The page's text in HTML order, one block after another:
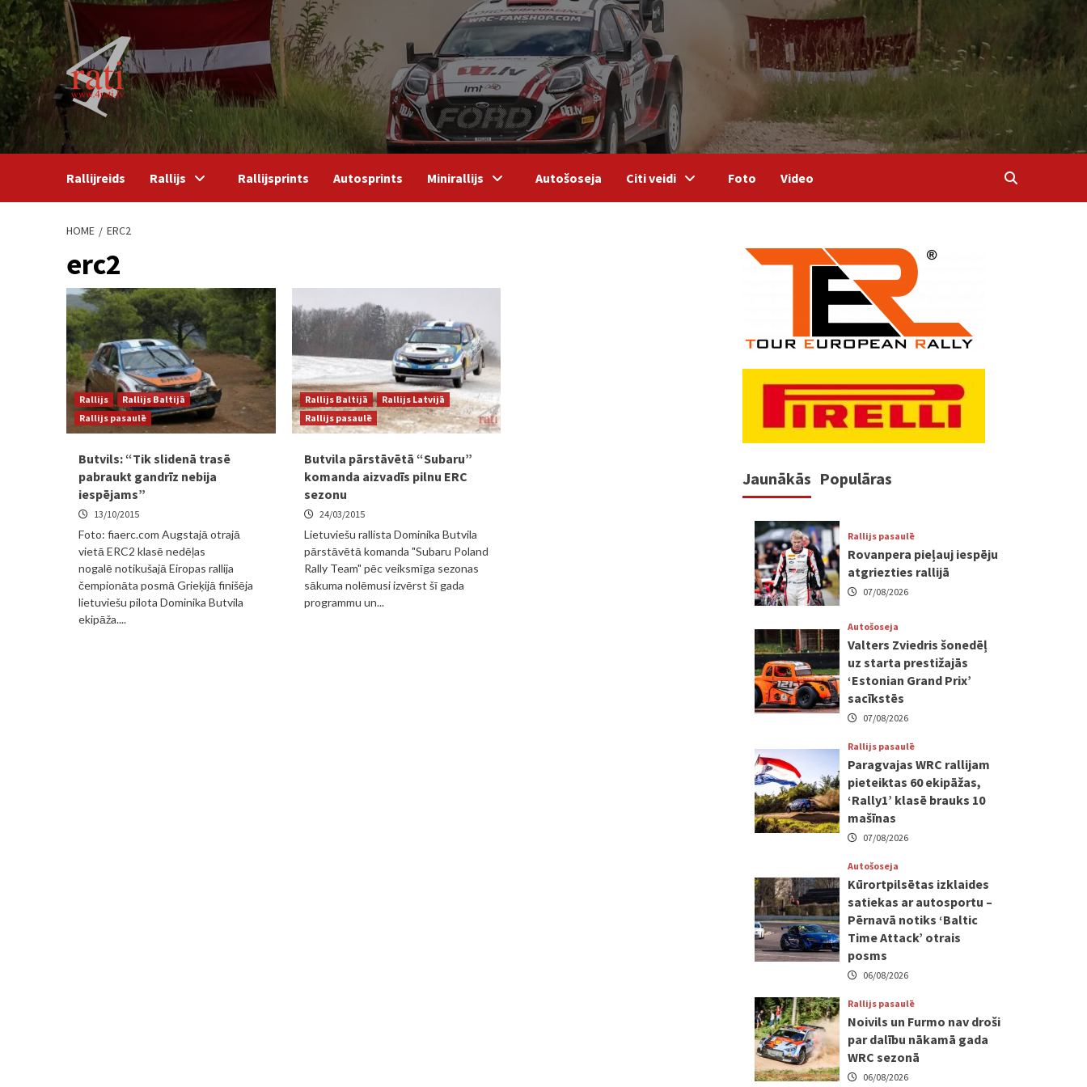
Skip
to
content
Rallijreids Rallijs Rallijsprints Autosprints Minirallijs Autošoseja Citi veidi Foto Video
HOME ERC2
erc2
Rallijs
Rallijs Baltijā
Rallijs pasaulē
Butvils: “Tik slidenā trasē
pabraukt gandrīz nebija
iespējams”
13/10/2015
Foto: fiaerc.com Augstajā otrajā
vietā ERC2 klasē nedēļas
nogalē notikušajā Eiropas rallija
čempionāta posmā Grieķijā finišēja
lietuviešu pilota Dominika Butvila
ekipāža....
Rallijs Baltijā
Rallijs Latvijā
Rallijs pasaulē
Butvila pārstāvētā “Subaru”
komanda aizvadīs pilnu ERC
sezonu
24/03/2015
Lietuviešu rallista Dominika Butvila
pārstāvētā komanda "Subaru Poland
Rally Team" pēc veiksmīga sezonas
sākuma nolēmusi izvērst šī gada
programmu un...
Jaunākās Populāras
Rallijs pasaulē
Rovanpera pieļauj iespēju
atgriezties rallijā
07/08/2026
Autošoseja
Valters Zviedris šonedēļ
uz starta prestižajās
‘Estonian Grand Prix’
sacīkstēs
07/08/2026
Rallijs pasaulē
Paragvajas WRC rallijam
pieteiktas 60 ekipāžas,
‘Rally1’ klasē brauks 10
mašīnas
07/08/2026
Autošoseja
Kūrortpilsētas izklaides
satiekas ar autosportu –
Pērnavā notiks ‘Baltic
Time Attack’ otrais
posms
06/08/2026
Rallijs pasaulē
Noivils un Furmo nav droši
par dalību nākamā gada
WRC sezonā
06/08/2026